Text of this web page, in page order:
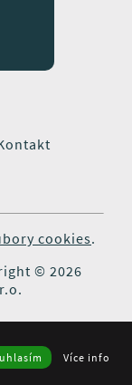
cookies.
© 2026
Více info